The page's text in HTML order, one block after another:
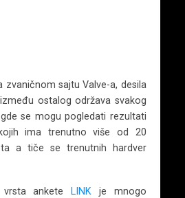
zvaničnom sajtu Valve-a, desila
ostalog održava svakog
se mogu pogledati rezultati
ima trenutno više od 20
a tiče se trenutnih hardver
ankete LINK je mnogo